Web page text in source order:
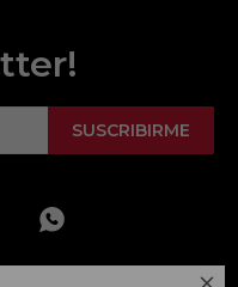
SUSCRIBIRME
